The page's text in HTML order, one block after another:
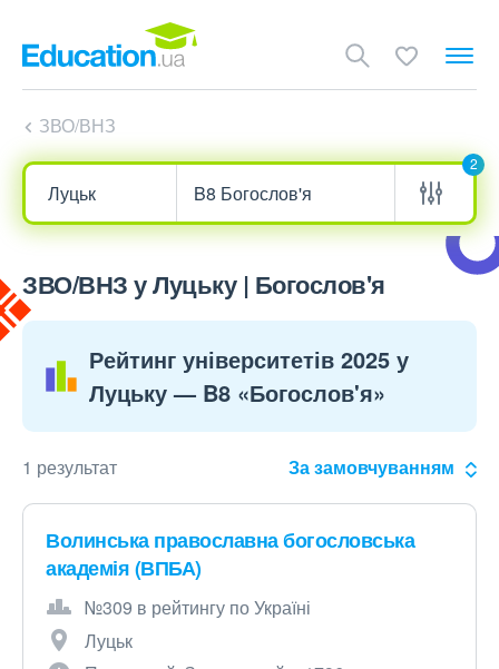
ЗВО/ВНЗ
2
ЗВО/ВНЗ у Луцьку | Богослов'я
Рейтинг університетів 2025 у
Луцьку — B8 «Богослов'я»
1 результат За замовчуванням
Волинська православна богословська
академія (ВПБА)
№309 в рейтингу по Україні
Луцьк